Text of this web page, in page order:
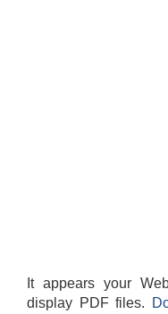
It appears your
display PDF files.